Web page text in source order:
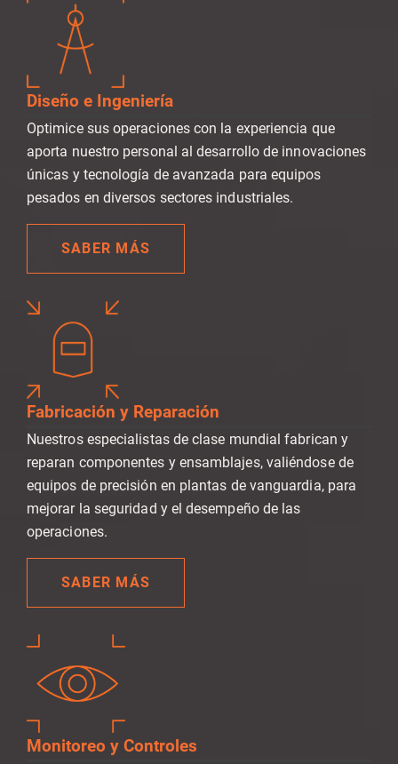
Diseño e Ingeniería
Optimice sus operaciones con la experiencia que
aporta nuestro personal al desarrollo de innovaciones
únicas y tecnología de avanzada para equipos
pesados en diversos sectores industriales.
SABER MÁS
Fabricación y Reparación
Nuestros especialistas de clase mundial fabrican y
reparan componentes y ensamblajes, valiéndose de
equipos de precisión en plantas de vanguardia, para
mejorar la seguridad y el desempeño de las
operaciones.
SABER MÁS
Monitoreo y Controles